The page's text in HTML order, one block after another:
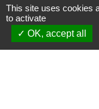
This site uses cookies
to activate
OK, accept all